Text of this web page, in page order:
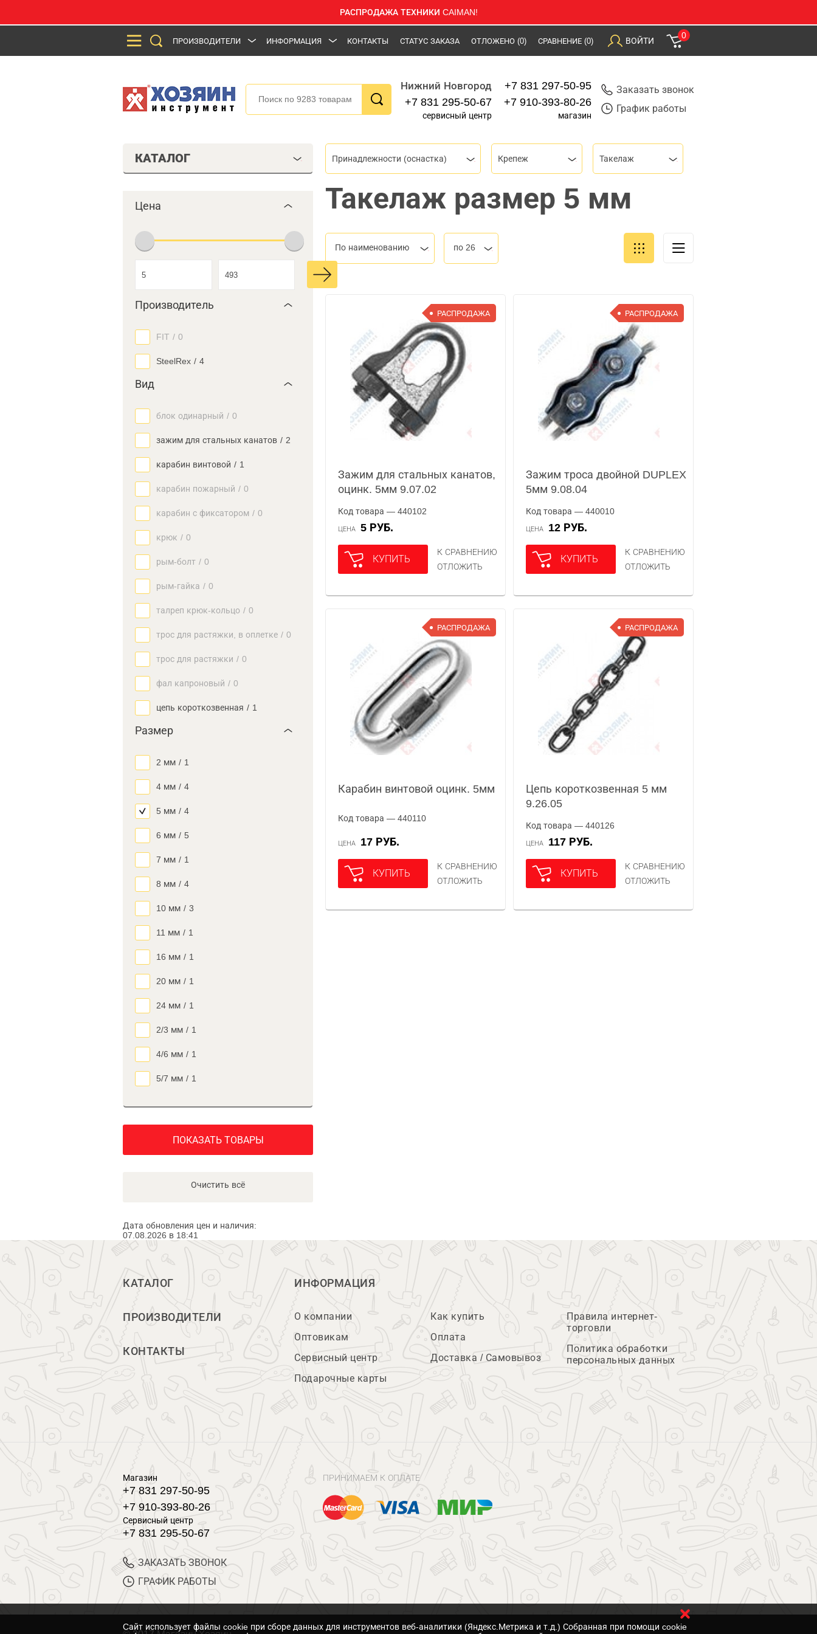
РАСПРОДАЖА ТЕХНИКИ CAIMAN!
ПРОИЗВОДИТЕЛИ ИНФОРМАЦИЯ КОНТАКТЫ СТАТУС ЗАКАЗА ОТЛОЖЕНО (0) СРАВНЕНИЕ (0) ВОЙТИ
0
Нижний Новгород
+7 831 295-50-67
сервисный центр
+7 831 297-50-95
+7 910-393-80-26
магазин
Заказать звонок
График работы
КАТАЛОГ
Цена
Производитель
FIT / 0
SteelRex / 4
Вид
блок одинарный / 0
зажим для стальных канатов / 2
карабин винтовой / 1
карабин пожарный / 0
карабин с фиксатором / 0
крюк / 0
рым-болт / 0
рым-гайка / 0
талреп крюк-кольцо / 0
трос для растяжки, в оплетке / 0
трос для растяжки / 0
фал капроновый / 0
цепь короткозвенная / 1
Размер
2 мм / 1
4 мм / 4
5 мм / 4
6 мм / 5
7 мм / 1
8 мм / 4
10 мм / 3
11 мм / 1
16 мм / 1
20 мм / 1
24 мм / 1
2/3 мм / 1
4/6 мм / 1
5/7 мм / 1
ПОКАЗАТЬ ТОВАРЫ
Очистить всё
Дата обновления цен и наличия:
07.08.2026 в 18:41
Принадлежности (оснастка) Крепеж Такелаж
Такелаж размер 5 мм
По наименованию по 26
РАСПРОДАЖА
Зажим для стальных канатов,
оцинк. 5мм 9.07.02
Код товара — 440102
ЦЕНА 5 РУБ.
КУПИТЬ
К СРАВНЕНИЮ
ОТЛОЖИТЬ
РАСПРОДАЖА
Зажим троса двойной DUPLEX
5мм 9.08.04
Код товара — 440010
ЦЕНА 12 РУБ.
КУПИТЬ
К СРАВНЕНИЮ
ОТЛОЖИТЬ
РАСПРОДАЖА
Карабин винтовой оцинк. 5мм
Код товара — 440110
ЦЕНА 17 РУБ.
КУПИТЬ
К СРАВНЕНИЮ
ОТЛОЖИТЬ
РАСПРОДАЖА
Цепь короткозвенная 5 мм
9.26.05
Код товара — 440126
ЦЕНА 117 РУБ.
КУПИТЬ
К СРАВНЕНИЮ
ОТЛОЖИТЬ
КАТАЛОГ
ПРОИЗВОДИТЕЛИ
КОНТАКТЫ
ИНФОРМАЦИЯ
О компании
Оптовикам
Сервисный центр
Подарочные карты
Как купить
Оплата
Доставка / Самовывоз
Правила интернет-
торговли
Политика обработки
персональных данных
Магазин
+7 831 297-50-95
+7 910-393-80-26
Сервисный центр
+7 831 295-50-67
ЗАКАЗАТЬ ЗВОНОК
ГРАФИК РАБОТЫ
ПРИНИМАЕМ К ОПЛАТЕ
Cайт использует файлы cookie при сборе данных для инструментов веб-аналитики (Яндекс.Метрика и т.д.) Собранная при помощи cookie